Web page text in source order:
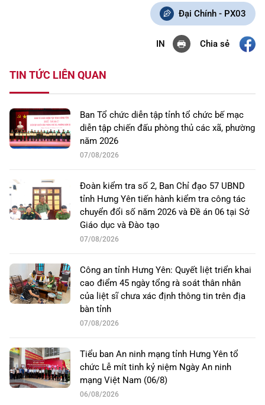
Đại Chính - PX03
IN Chia sẻ
TIN TỨC LIÊN QUAN
Ban Tổ chức diễn tập tỉnh tổ chức bế mạc
diễn tập chiến đấu phòng thủ các xã, phường
năm 2026
07/08/2026
Đoàn kiểm tra số 2, Ban Chỉ đạo 57 UBND
tỉnh Hưng Yên tiến hành kiểm tra công tác
chuyển đổi số năm 2026 và Đề án 06 tại Sở
Giáo dục và Đào tạo
07/08/2026
Công an tỉnh Hưng Yên: Quyết liệt triển khai
cao điểm 45 ngày tổng rà soát thân nhân
của liệt sĩ chưa xác định thông tin trên địa
bàn tỉnh
07/08/2026
Tiểu ban An ninh mạng tỉnh Hưng Yên tổ
chức Lễ mít tinh kỷ niệm Ngày An ninh
mạng Việt Nam (06/8)
06/08/2026